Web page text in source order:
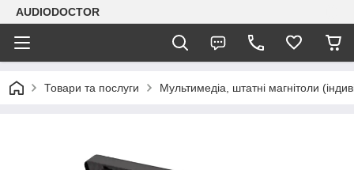
AUDIODOCTOR
Товари та послуги Мультимедіа, штатні магнітоли